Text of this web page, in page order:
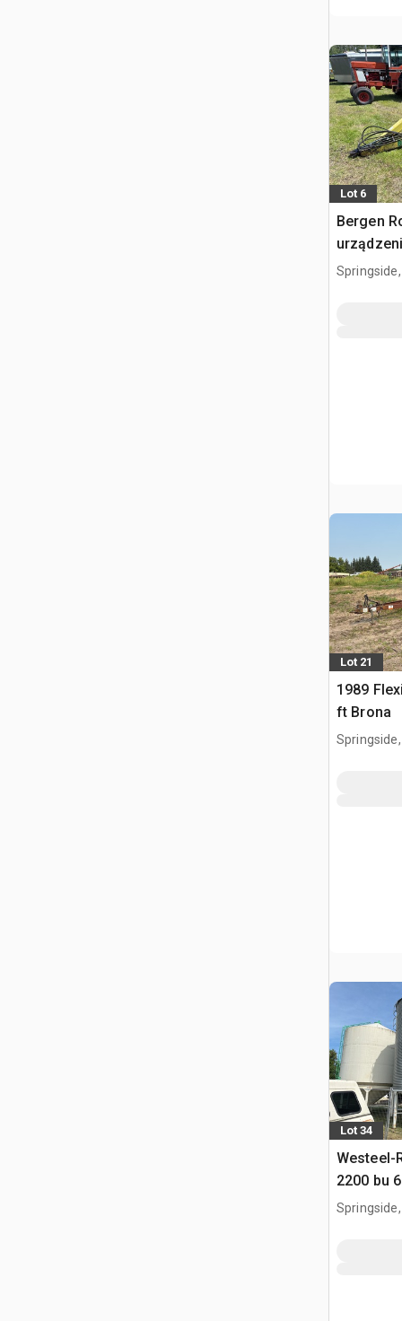
Lot 6
Bergen
do
Springside,
Lot 21
1989
ft Brona
Springside,
Lot 34
Westeel-
2200 bu
ziarno
Springside,